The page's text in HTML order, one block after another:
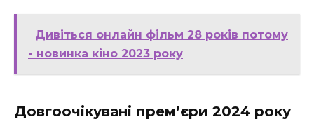
Дивіться онлайн фільм 28 років потому
- новинка кіно 2023 року
Довгоочікувані прем’єри 2024 року